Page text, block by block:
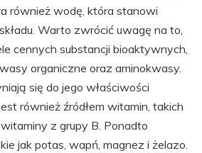
również wodę, która stanowi
Warto zwrócić uwagę na to,
cennych substancji bioaktywnych,
organiczne oraz aminokwasy.
się do jego właściwości
również źródłem witamin, takich
z grupy B. Ponadto
jak potas, wapń, magnez i żelazo.